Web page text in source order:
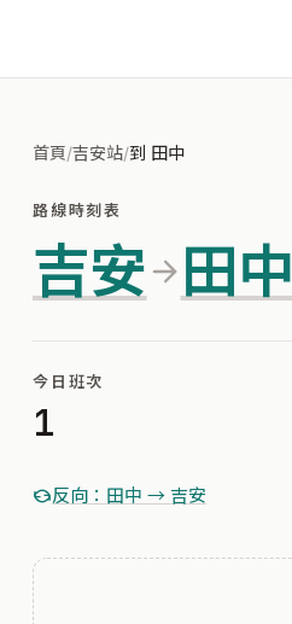
首頁/吉安站/到 田中
路線時刻表
吉安 田中
今日班次
1
反向：田中 → 吉安